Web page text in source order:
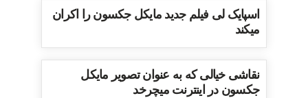
اسپایک لی فیلم جدید مایکل جکسون را اکران
میکند
نقاشی خیالی که به عنوان تصویر مایکل
جکسون در اینترنت میچرخد